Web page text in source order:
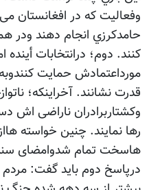
وفعالیت که در افغانستان
حامدكرزي انجام دهند ودر
كنند. دوم؛ درانتخابات
مورداعتمادش حمایت
قدرت نشانند. آخراينكه؛
وکشتاربرادران ناراضی اش دست
رها نمایند. چنين خواسته
هاسخت تمام شدوامضای سند
درپاسخ دوم باید گفت: